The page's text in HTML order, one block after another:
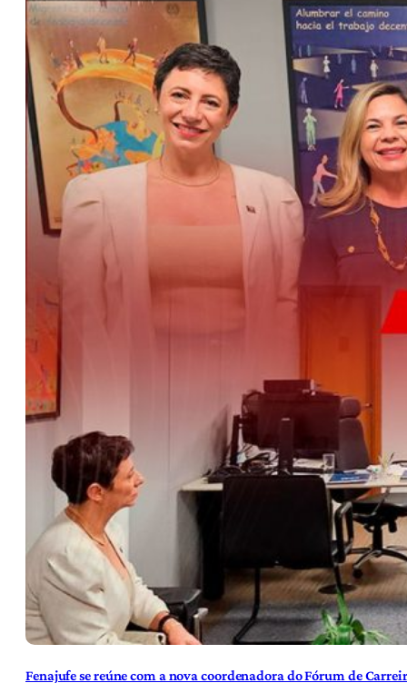
Fenajufe se reúne com a nova coordenadora do Fórum de